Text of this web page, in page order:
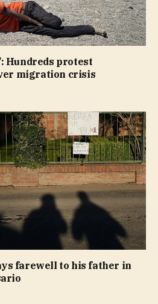
Hundreds protest
migration crisis
farewell to his father in